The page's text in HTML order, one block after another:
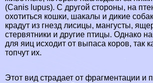
(Canis lupus). С другой стороны, на
охотиться кошки, шакалы и дикие
крадут из гнезд лисицы, мангусты,
стepвятники и другие птицы. Однако
для яиц исходит от выпаса коров, так
топчут их.
Этот вид страдает от фрагментации и